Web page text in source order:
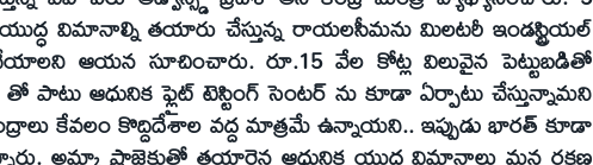
యుద్ధ విమానాల్ని తయారు చేస్తున్న రాయలసీమను మిలటరీ ఇండస్ట్రియల్
చేయాలని ఆయన సూచించారు. రూ.15 వేల కోట్ల విలువైన పెట్టుబడితో
పాటు ఆధునిక ఫ్లైట్ టెస్టింగ్ సెంటర్ ను కూడా ఏర్పాటు చేస్తున్నామని
కేవలం కొద్దిదేశాల వద్ద మాత్రమే ఉన్నాయని.. ఇప్పుడు భారత్ కూడా
అమ్కా ప్రాజెక్టుతో తయారైన ఆధునిక యుద్ధ విమానాలు మన రక్షణ